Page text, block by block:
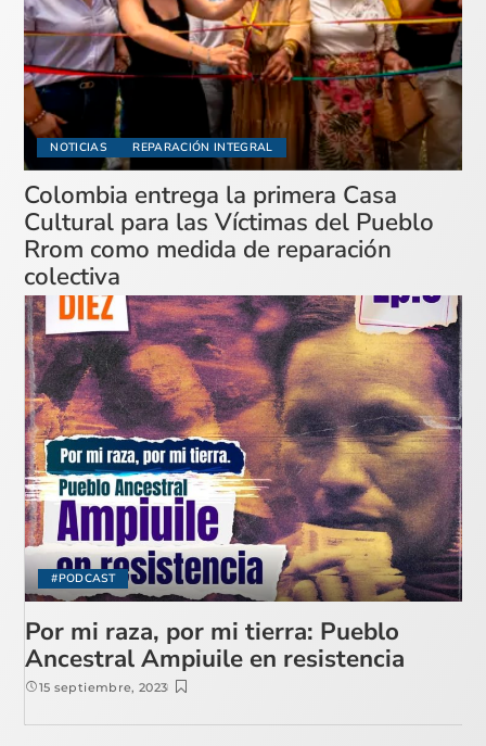
NOTICIAS REPARACIÓN INTEGRAL
Colombia entrega la primera Casa
Cultural para las Víctimas del Pueblo
Rrom como medida de reparación
colectiva
#PODCAST
Por mi raza, por mi tierra: Pueblo
Ancestral Ampiuile en resistencia
15 septiembre, 2023